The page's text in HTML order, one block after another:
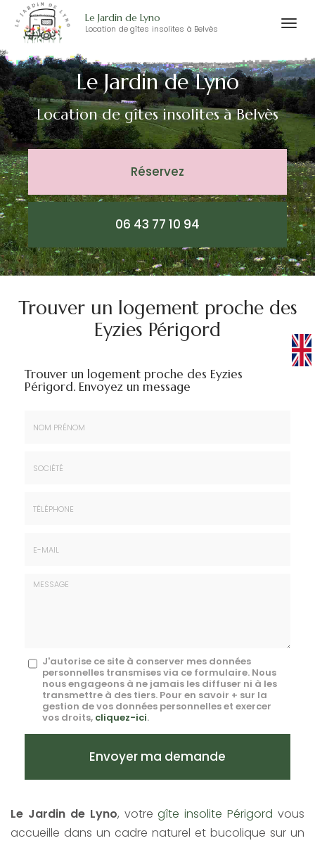
au
contenu
principal
Le Jardin de Lyno
Location de gîtes insolites à Belvès
Le Jardin de Lyno
Location de gîtes insolitesà Belvès
Réservez
06 43 77 10 94
Trouver un logement proche des
Eyzies Périgord
Trouver un logement proche des Eyzies
Périgord. Envoyez un message
Message
J'autorise ce site à conserver mes données
personnelles transmises via ce formulaire. Nous
nous engageons à ne jamais les diffuser ni à les
transmettre à des tiers. Pour en savoir + sur la
gestion de vos données personnelles et exercer
vos droits, cliquez-ici.
Acceptation
Envoyer ma demande
Le Jardin de Lyno, votregîte insolite Périgord vous
accueille dans un cadre naturel et bucolique sur un